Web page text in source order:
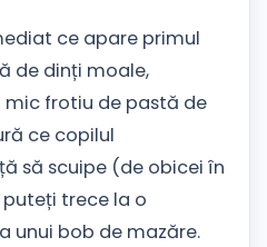
ce apare primul
de dinți moale,
mic frotiu de pastă de
ce copilul
să scuipe (de obicei în
puteți trece la o
unui bob de mazăre.